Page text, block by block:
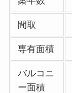
間取
専有面積
バルコニ
ー面積